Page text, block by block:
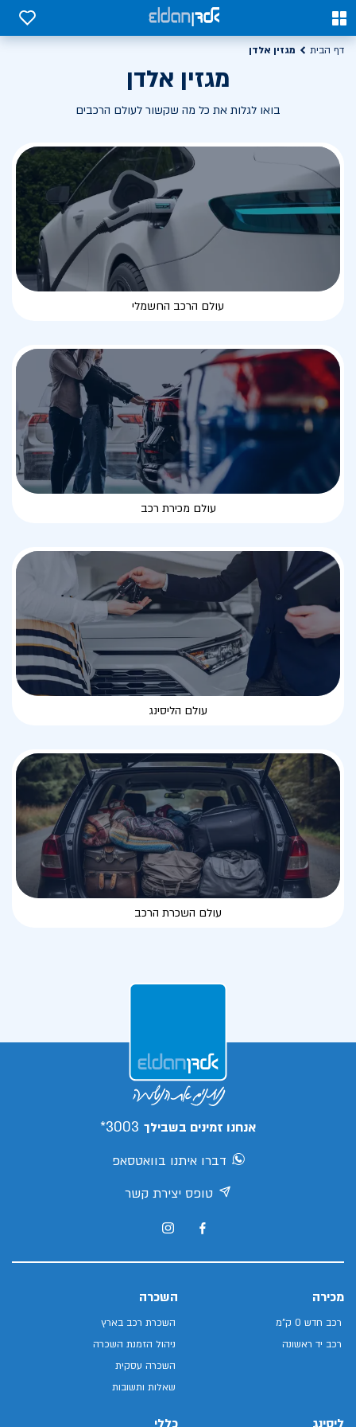
0
0
דף הבית מגזין אלדן
מגזין אלדן
בואו לגלות את כל מה שקשור לעולם הרכבים
עולם הרכב החשמלי
עולם מכירת רכב
עולם הליסינג
עולם השכרת הרכב
אנחנו זמינים בשבילך 3003*
דברו איתנו בוואטסאפ
טופס יצירת קשר
מכירה
רכב חדש 0 ק"מ
רכב יד ראשונה
השכרה
השכרת רכב בארץ
ניהול הזמנת השכרה
השכרה עסקית
שאלות ותשובות
ליסינג כללי